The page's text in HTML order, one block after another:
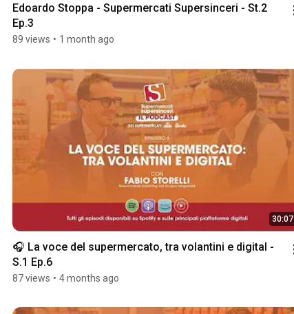
Edoardo Stoppa - Supermercati Supersinceri - St.2
Ep.3
89 views • 1 month ago
30:07
🎧 La voce del supermercato, tra volantini e digital -
S.1 Ep.6
87 views • 4 months ago